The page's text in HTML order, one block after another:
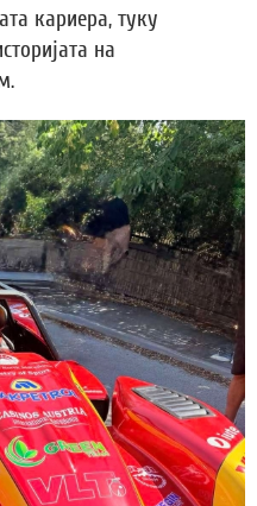
кариера, туку
на